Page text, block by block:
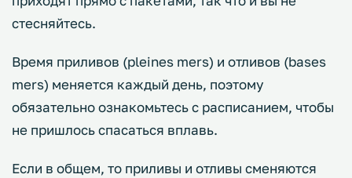
стесняйтесь.
Время приливов (pleines mers) и отливов (bases
mers) меняется каждый день, поэтому
обязательно ознакомьтесь с расписанием, чтобы
не пришлось спасаться вплавь.
Если в общем, то приливы и отливы сменяются